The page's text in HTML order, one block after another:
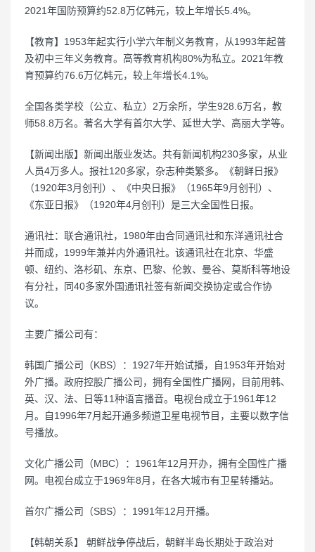
2021年国防预算约52.8万亿韩元，较上年增长5.4%。
【教育】1953年起实行小学六年制义务教育，从1993年起普
及初中三年义务教育。高等教育机构80%为私立。2021年教
育预算约76.6万亿韩元，较上年增长4.1%。
全国各类学校（公立、私立）2万余所，学生928.6万名，教
师58.8万名。著名大学有首尔大学、延世大学、高丽大学等。
【新闻出版】新闻出版业发达。共有新闻机构230多家，从业
人员4万多人。报社120多家，杂志种类繁多。《朝鲜日报》
（1920年3月创刊）、《中央日报》（1965年9月创刊）、
《东亚日报》（1920年4月创刊）是三大全国性日报。
通讯社：联合通讯社，1980年由合同通讯社和东洋通讯社合
并而成，1999年兼并内外通讯社。该通讯社在北京、华盛
顿、纽约、洛杉矶、东京、巴黎、伦敦、曼谷、莫斯科等地设
有分社，同40多家外国通讯社签有新闻交换协定或合作协
议。
主要广播公司有：
韩国广播公司（KBS）：1927年开始试播，自1953年开始对
外广播。政府控股广播公司，拥有全国性广播网，目前用韩、
英、汉、法、日等11种语言播音。电视台成立于1961年12
月。自1996年7月起开通多频道卫星电视节目，主要以数字信
号播放。
文化广播公司（MBC）：1961年12月开办，拥有全国性广播
网。电视台成立于1969年8月，在各大城市有卫星转播站。
首尔广播公司（SBS）：1991年12月开播。
【韩朝关系】 朝鲜战争停战后，朝鲜半岛长期处于政治对